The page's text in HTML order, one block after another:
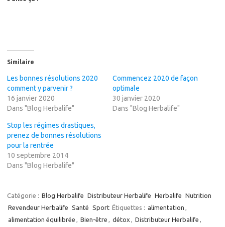
Similaire
Les bonnes résolutions 2020
comment y parvenir ?
16 janvier 2020
Dans "Blog Herbalife"
Commencez 2020 de façon
optimale
30 janvier 2020
Dans "Blog Herbalife"
Stop les régimes drastiques,
prenez de bonnes résolutions
pour la rentrée
10 septembre 2014
Dans "Blog Herbalife"
Catégorie : Blog Herbalife Distributeur Herbalife Herbalife Nutrition
Revendeur Herbalife Santé Sport Étiquettes : alimentation ,
alimentation équilibrée , Bien-être , détox , Distributeur Herbalife ,